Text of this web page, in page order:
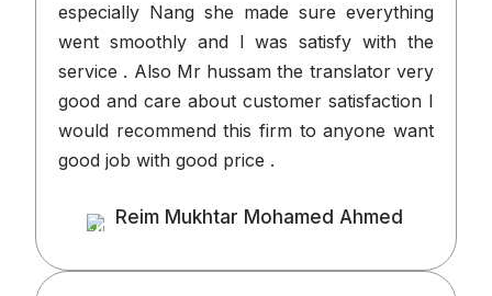
especially Nang she made sure
went smoothly and I was satisfy with
service . Also Mr hussam the translator
good and care about customer
would recommend this firm to anyone
good job with good price .
Reim Mukhtar Mohamed Ahmed